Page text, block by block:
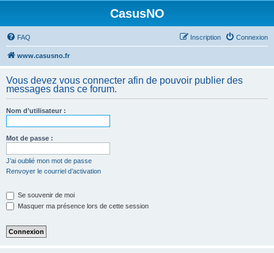
CasusNO
FAQ Connexion
Inscription
www.casusno.fr
Vous devez vous connecter afin de pouvoir publier des
messages dans ce forum.
Nom d’utilisateur :
Mot de passe :
J’ai oublié mon mot de passe
Renvoyer le courriel d’activation
Se souvenir de moi
Masquer ma présence lors de cette session